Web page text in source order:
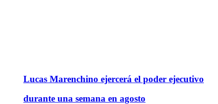
Lucas Marenchino ejercerá el poder ejecutivo
durante una semana en agosto